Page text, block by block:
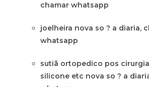
chamar whatsapp
joelheira nova so ? a diaria,
whatsapp
sutiã ortopedico pos
silicone etc nova so ? a